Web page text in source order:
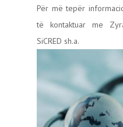
Për më tepër
të kontaktuar me
SiCRED sh.a.